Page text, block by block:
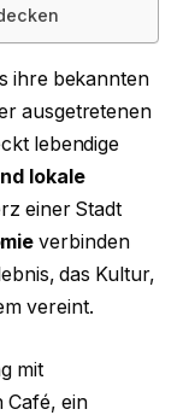
ihre bekannten
ausgetretenen
lebendige
lokale
einer Stadt
verbinden
das Kultur,
vereint.
mit
Café, ein